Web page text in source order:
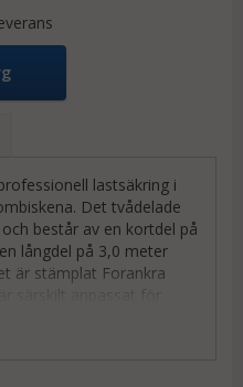
lastsäkring i
Det tvådelade
består av en kortdel på
långdel på 3,0 meter
är stämplat Forankra